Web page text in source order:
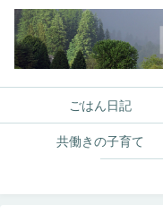
ごはん日記
共働きの子育て